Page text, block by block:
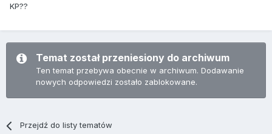
KP??
Temat został przeniesiony do archiwum
Ten temat przebywa obecnie w archiwum. Dodawanie
nowych odpowiedzi zostało zablokowane.
Przejdź do listy tematów